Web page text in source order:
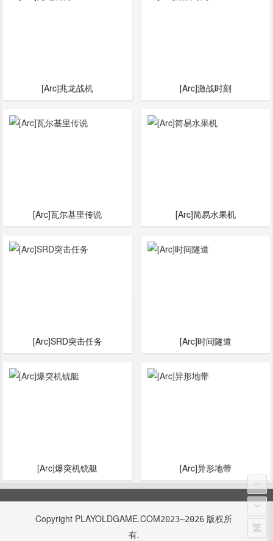
[Arc]兆龙战机 [Arc]激战时刻
[Arc]瓦尔基里传说 [Arc]简易水果机
[Arc]SRD突击任务 [Arc]时间隧道
[Arc]爆突机铳艇 [Arc]异形地带
Copyright PLAYOLDGAME.COM2023~2026 版权所
有.
繁